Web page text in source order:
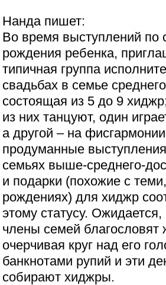
Нанда пишет:
Во время выступлений по
рождения ребенка,
типичная группа
свадьбах в семье
состоящая из 5 до 9
из них танцуют, один
а другой – на
продуманные
семьях выше-среднего-
и подарки (похожие с
рождениях) для хиджр
этому статусу.
члены семей благословят
очерчивая круг над его
банкнотами рупий и эти
собирают хиджры.